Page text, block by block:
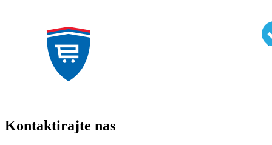
Kontaktirajte nas